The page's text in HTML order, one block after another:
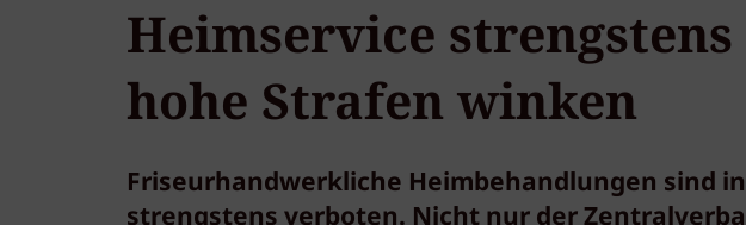
Heimservice
hohe Strafen winken
Friseurhandwerkliche Heimbehandlungen sind